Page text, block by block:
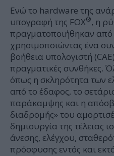
Ενώ το hardware της
υπογραφή της FOX®, η
πραγματοποιήθηκαν
χρησιμοποιώντας ένα
βοήθεια υπολογιστή
πραγματικές συνθήκες.
όπως η σκληρότητα των
από το έδαφος, το
παράκαμψης και η
διαδρομής» του
δημιουργία της τέλειας
άνεσης, ελέγχου,
πρόσφυσης εντός και